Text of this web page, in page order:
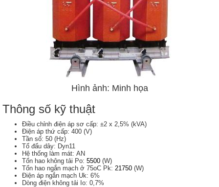
Hình ảnh: Minh họa
Thông số kỹ thuật
Điều chỉnh điện áp sơ cấp: ±2 x 2,5% (kVA)
Điện áp thứ cấp: 400 (V)
Tần số: 50 (Hz)
Tổ đấu dây: Dyn11
Hệ thống làm mát: AN
Tổn hao không tải Po: 5500 (W)
Tổn hao ngắn mạch ở 75oC Pk: 21750 (W)
Điện áp ngắn mạch Uk: 6%
​Dòng điện không tải Io: 0,7%